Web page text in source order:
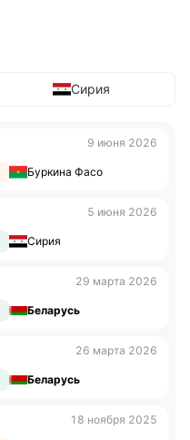
Сирия
9 июня 2026
Буркина Фасо
5 июня 2026
Сирия
29 марта 2026
Беларусь
26 марта 2026
Беларусь
18 ноября 2025